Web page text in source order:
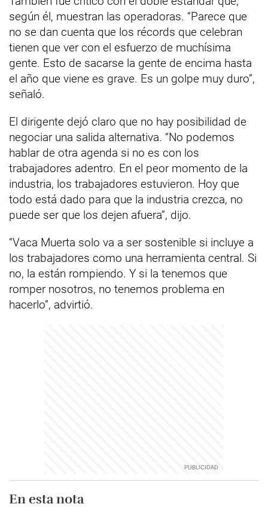
según él, muestran las operadoras. “Parece que
no se dan cuenta que los récords que celebran
tienen que ver con el esfuerzo de muchísima
gente. Esto de sacarse la gente de encima hasta
el año que viene es grave. Es un golpe muy duro”,
señaló.
El dirigente dejó claro que no hay posibilidad de
negociar una salida alternativa. “No podemos
hablar de otra agenda si no es con los
trabajadores adentro. En el peor momento de la
industria, los trabajadores estuvieron. Hoy que
todo está dado para que la industria crezca, no
puede ser que los dejen afuera”, dijo.
“Vaca Muerta solo va a ser sostenible si incluye a
los trabajadores como una herramienta central. Si
no, la están rompiendo. Y si la tenemos que
romper nosotros, no tenemos problema en
hacerlo”, advirtió.
En esta nota